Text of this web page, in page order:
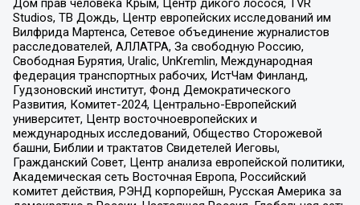
Дом прав человека Крым, Центр дикого лосося, TVR
Studios, ТВ Дождь, Центр европейских исследований им
Вилфрида Мартенса, Сетевое объединение журналистов
расследователей, АЛЛАТРА, За свободную Россию,
Свободная Бурятия, Uralic, UnKremlin, Международная
федерация транспортных рабочих, ИстЧам Финланд,
Гудзоновский институт, Фонд Демократического
Развития, Комитет-2024, Центрально-Европейский
университет, Центр восточноевропейских и
международных исследований, Общество Сторожевой
башни, Библии и трактатов Свидетелей Иеговы,
Гражданский Совет, Центр анализа европейской политики,
Академическая сеть Восточная Европа, Российский
комитет действия, РЭНД корпорейшн, Русская Америка за